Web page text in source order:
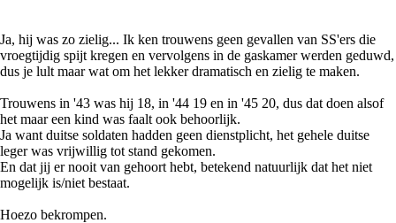
Ja, hij was zo zielig... Ik ken trouwens geen gevallen van SS'ers die
vroegtijdig spijt kregen en vervolgens in de gaskamer werden geduwd,
dus je lult maar wat om het lekker dramatisch en zielig te maken.
Trouwens in '43 was hij 18, in '44 19 en in '45 20, dus dat doen alsof
het maar een kind was faalt ook behoorlijk.
Ja want duitse soldaten hadden geen dienstplicht, het gehele duitse
leger was vrijwillig tot stand gekomen.
En dat jij er nooit van gehoort hebt, betekend natuurlijk dat het niet
mogelijk is/niet bestaat.
Hoezo bekrompen.